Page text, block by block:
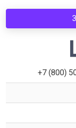
+7 (800)